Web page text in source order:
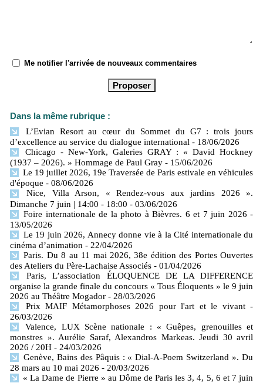
Me notifier l'arrivée de nouveaux commentaires
Dans la même rubrique :
L’Evian Resort au cœur du Sommet du G7 : trois jours
d’excellence au service du dialogue international - 18/06/2026
Chicago - New-York, Galeries GRAY : « David Hockney
(1937 – 2026). » Hommage de Paul Gray - 15/06/2026
Le 19 juillet 2026, 19e Traversée de Paris estivale en véhicules
d'époque - 08/06/2026
Nice, Villa Arson, « Rendez-vous aux jardins 2026 ».
Dimanche 7 juin | 14:00 - 18:00 - 03/06/2026
Foire internationale de la photo à Bièvres. 6 et 7 juin 2026 -
13/05/2026
Le 19 juin 2026, Annecy donne vie à la Cité internationale du
cinéma d’animation - 22/04/2026
Paris. Du 8 au 11 mai 2026, 38e édition des Portes Ouvertes
des Ateliers du Père-Lachaise Associés - 01/04/2026
Paris, L’association ÉLOQUENCE DE LA DIFFERENCE
organise la grande finale du concours « Tous Éloquents » le 9 juin
2026 au Théâtre Mogador - 28/03/2026
Prix MAIF Métamorphoses 2026 pour l'art et le vivant -
26/03/2026
Valence, LUX Scène nationale : « Guêpes, grenouilles et
monstres ». Aurélie Saraf, Alexandros Markeas. Jeudi 30 avril
2026 / 20H - 24/03/2026
Genève, Bains des Pâquis : « Dial-A-Poem Switzerland ». Du
28 mars au 10 mai 2026 - 20/03/2026
« La Dame de Pierre » au Dôme de Paris les 3, 4, 5, 6 et 7 juin